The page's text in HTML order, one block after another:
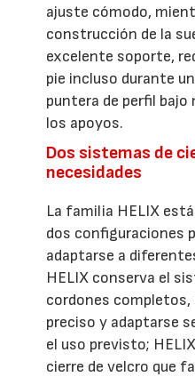
ajuste cómodo,
construcción de la
excelente soporte,
pie incluso durante
puntera de perfil bajo
los apoyos.
Dos sistemas de
necesidades
La familia HELIX
dos configuraciones
adaptarse a
HELIX conserva el
cordones completos,
preciso y adaptarse
el uso previsto;
cierre de velcro que